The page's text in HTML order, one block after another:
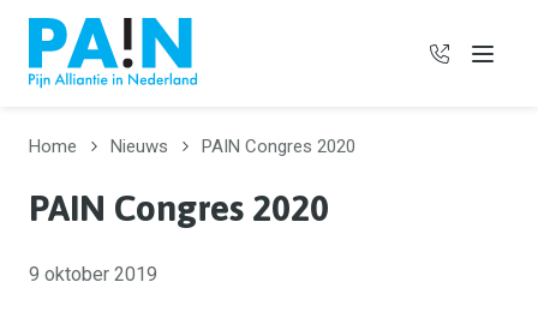
Menu
06 385
Home Nieuws PAIN Congres 2020
PAIN Congres 2020
9 oktober 2019